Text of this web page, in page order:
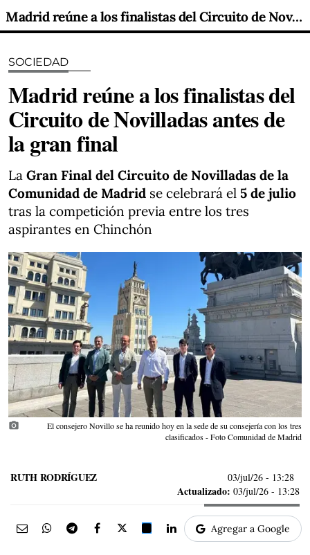
Madrid reúne a los finalistas del Circuito de Novilladas antes de la gran final
SOCIEDAD
Madrid reúne a los finalistas del
Circuito de Novilladas antes de
la gran final
La Gran Final del Circuito de Novilladas de la
Comunidad de Madrid se celebrará el 5 de julio
tras la competición previa entre los tres
aspirantes en Chinchón
photo_camera
El consejero Novillo se ha reunido hoy en la sede de su consejería con los tres
clasificados - Foto Comunidad de Madrid
RUTH RODRÍGUEZ 03/jul/26 - 13:28
Actualizado: 03/jul/26 - 13:28
Agregar a Google